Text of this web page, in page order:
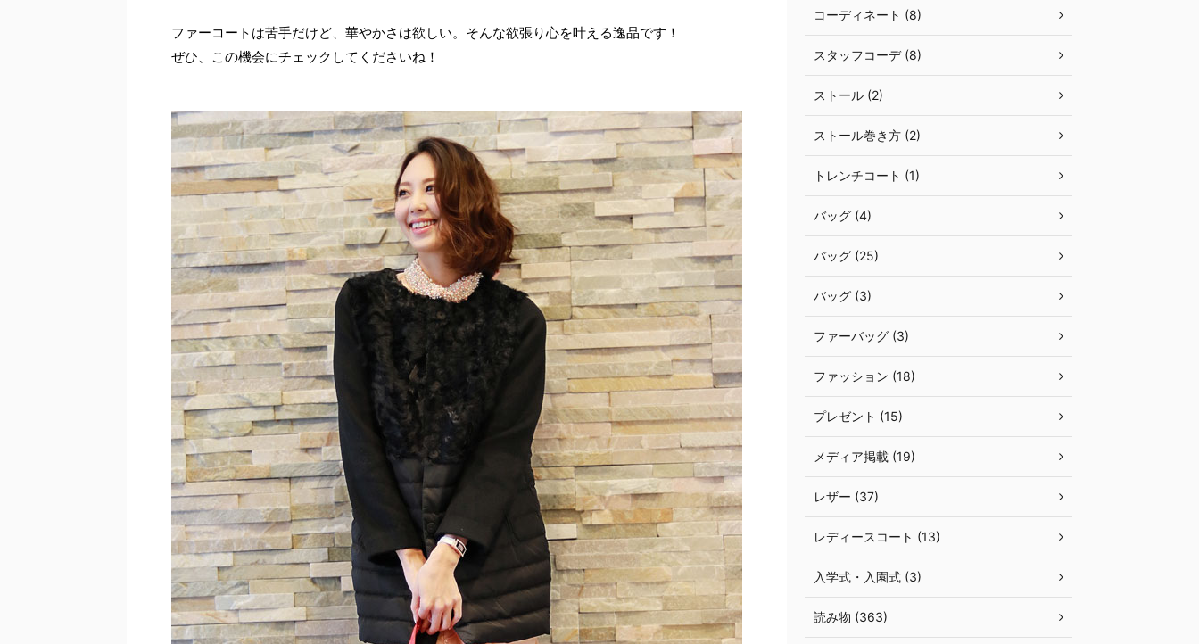
ファーコートは苦手だけど、華やかさは欲しい。そんな欲張り心を叶える逸品です！
ぜひ、この機会にチェックしてくださいね！
コーディネート (8)
スタッフコーデ (8)
ストール (2)
ストール巻き方 (2)
トレンチコート (1)
バッグ (4)
バッグ (25)
バッグ (3)
ファーバッグ (3)
ファッション (18)
プレゼント (15)
メディア掲載 (19)
レザー (37)
レディースコート (13)
入学式・入園式 (3)
読み物 (363)